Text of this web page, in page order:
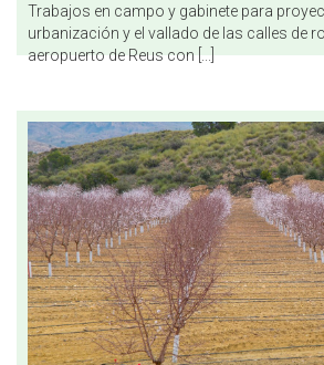
Trabajos en campo y gabinete para
urbanización y el vallado de las calles de
aeropuerto de Reus con [...]